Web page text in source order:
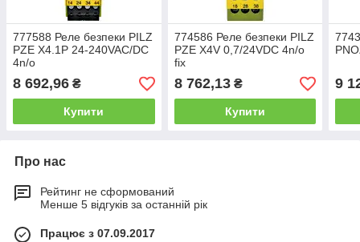
777588 Реле безпеки PILZ
PZE X4.1P 24-240VAC/DC
4n/o
8 692,96 ₴
Купити
774586 Реле безпеки PILZ
PZE X4V 0,7/24VDC 4n/o
fix
8 762,13₴
Купити
9
Про нас
Рейтинг не сформований
Менше 5 відгуків за останній рік
Працює з 07.09.2017